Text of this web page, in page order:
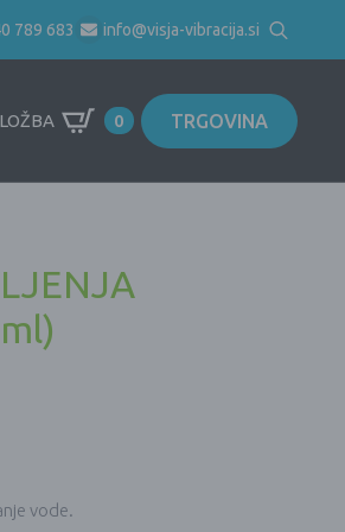
789 683 info@visja-vibracija.si
Search
for:
0 TRGOVINA
vode.